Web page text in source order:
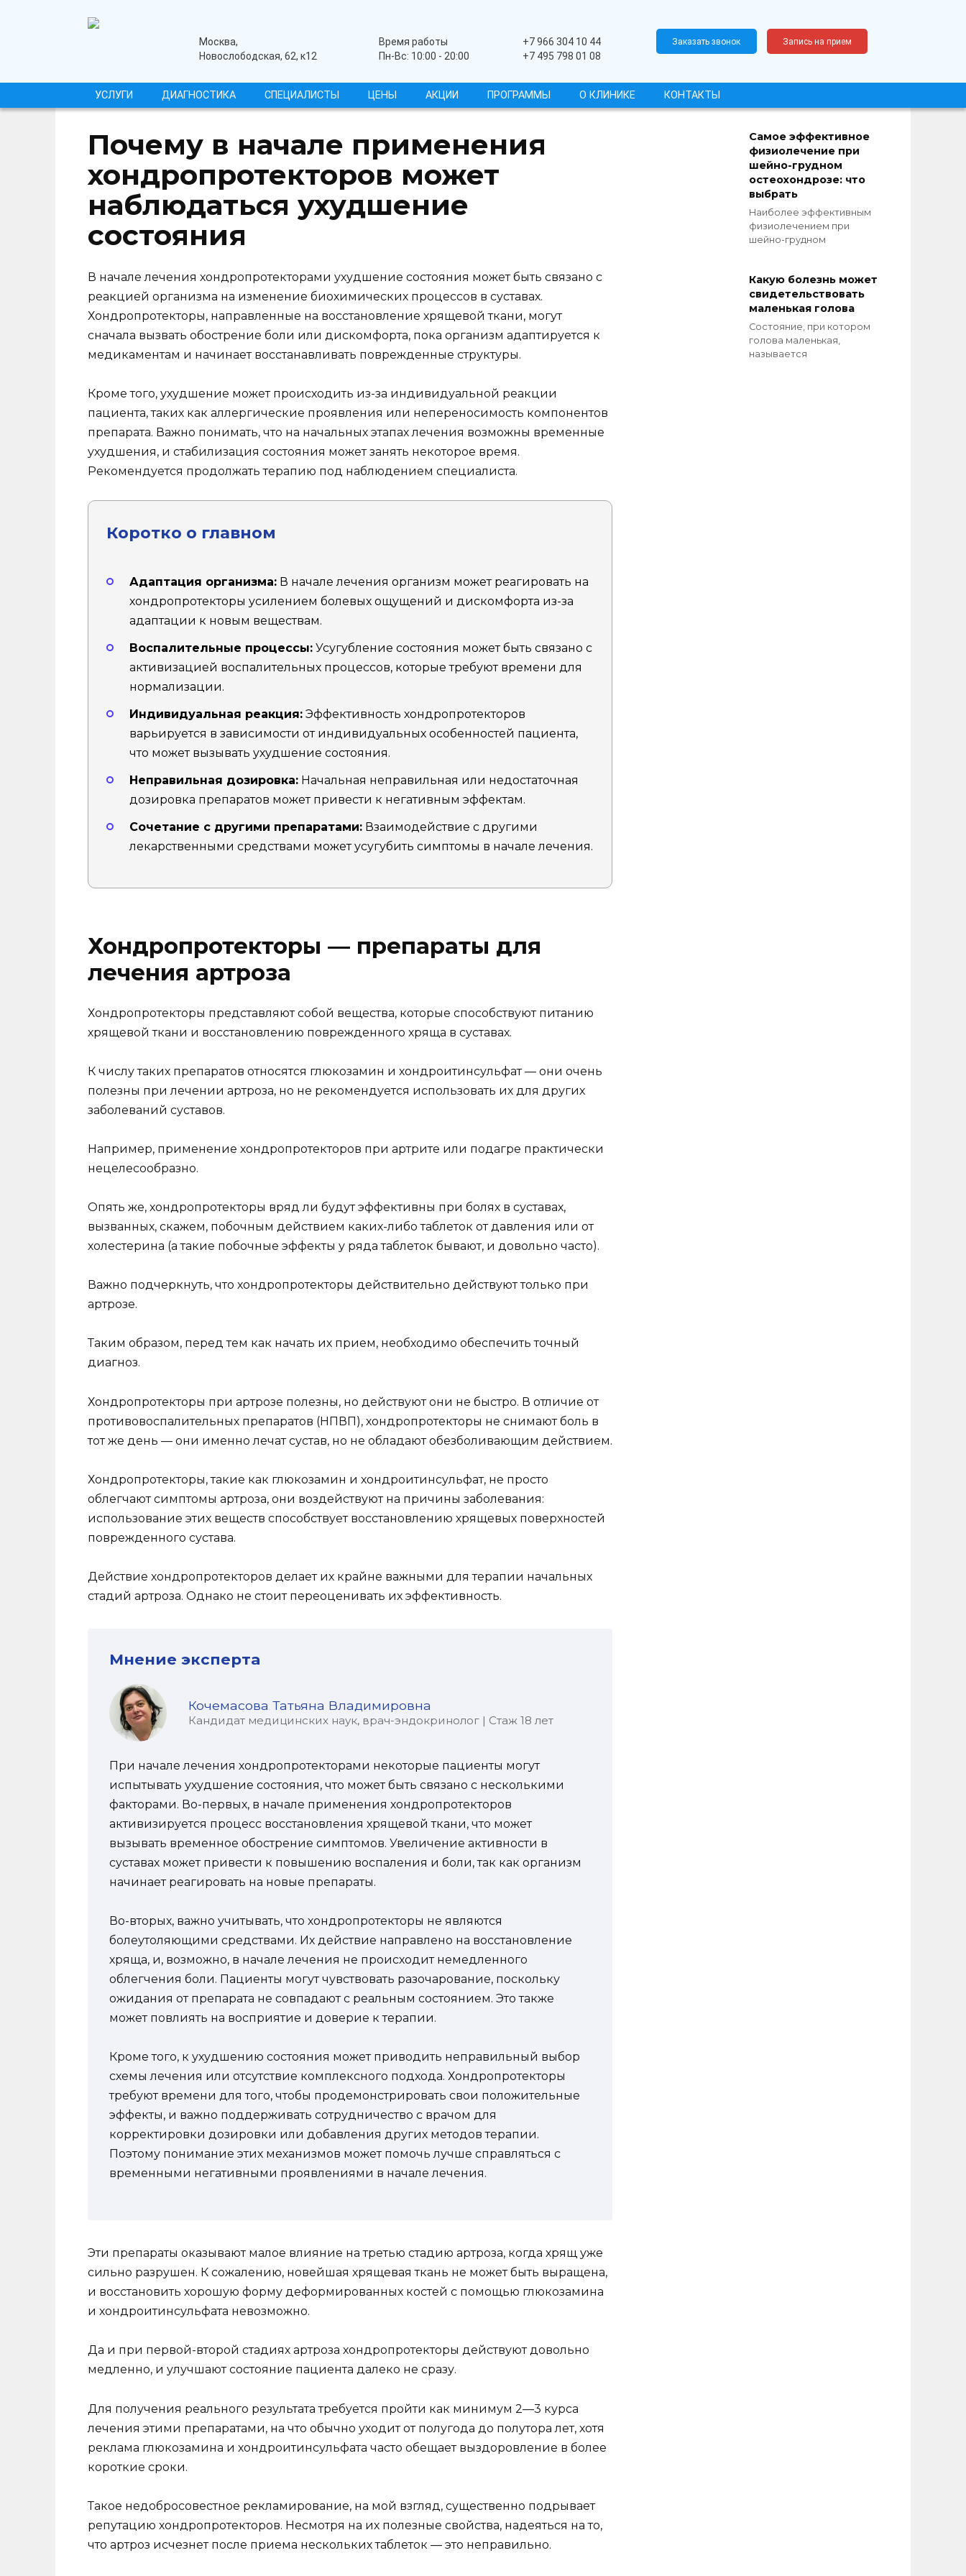
медицинский центрМосква,
Новослободская, 62, к12
Время работы
Пн-Вс: 10:00 - 20:00
+7 966 304 10 44
+7 495 798 01 08
Заказать звонок Запись на прием
УСЛУГИ ДИАГНОСТИКА СПЕЦИАЛИСТЫ ЦЕНЫ АКЦИИ ПРОГРАММЫ О КЛИНИКЕ КОНТАКТЫ
Почему в начале применения
хондропротекторов может
наблюдаться ухудшение
состояния
В начале лечения хондропротекторами ухудшение состояния может быть связано с
реакцией организма на изменение биохимических процессов в суставах.
Хондропротекторы, направленные на восстановление хрящевой ткани, могут
сначала вызвать обострение боли или дискомфорта, пока организм адаптируется к
медикаментам и начинает восстанавливать поврежденные структуры.
Кроме того, ухудшение может происходить из-за индивидуальной реакции
пациента, таких как аллергические проявления или непереносимость компонентов
препарата. Важно понимать, что на начальных этапах лечения возможны временные
ухудшения, и стабилизация состояния может занять некоторое время.
Рекомендуется продолжать терапию под наблюдением специалиста.
Коротко о главном
Адаптация организма: В начале лечения организм может реагировать на
хондропротекторы усилением болевых ощущений и дискомфорта из-за
адаптации к новым веществам.
Воспалительные процессы: Усугубление состояния может быть связано с
активизацией воспалительных процессов, которые требуют времени для
нормализации.
Индивидуальная реакция: Эффективность хондропротекторов
варьируется в зависимости от индивидуальных особенностей пациента,
что может вызывать ухудшение состояния.
Неправильная дозировка: Начальная неправильная или недостаточная
дозировка препаратов может привести к негативным эффектам.
Сочетание с другими препаратами: Взаимодействие с другими
лекарственными средствами может усугубить симптомы в начале лечения.
Хондропротекторы — препараты для
лечения артроза
Хондропротекторы представляют собой вещества, которые способствуют питанию
хрящевой ткани и восстановлению поврежденного хряща в суставах.
К числу таких препаратов относятся глюкозамин и хондроитинсульфат — они очень
полезны при лечении артроза, но не рекомендуется использовать их для других
заболеваний суставов.
Например, применение хондропротекторов при артрите или подагре практически
нецелесообразно.
Опять же, хондропротекторы вряд ли будут эффективны при болях в суставах,
вызванных, скажем, побочным действием каких-либо таблеток от давления или от
холестерина (а такие побочные эффекты у ряда таблеток бывают, и довольно часто).
Важно подчеркнуть, что хондропротекторы действительно действуют только при
артрозе.
Таким образом, перед тем как начать их прием, необходимо обеспечить точный
диагноз.
Хондропротекторы при артрозе полезны, но действуют они не быстро. В отличие от
противовоспалительных препаратов (НПВП), хондропротекторы не снимают боль в
тот же день — они именно лечат сустав, но не обладают обезболивающим действием.
Хондропротекторы, такие как глюкозамин и хондроитинсульфат, не просто
облегчают симптомы артроза, они воздействуют на причины заболевания:
использование этих веществ способствует восстановлению хрящевых поверхностей
поврежденного сустава.
Действие хондропротекторов делает их крайне важными для терапии начальных
стадий артроза. Однако не стоит переоценивать их эффективность.
Мнение эксперта
Кочемасова Татьяна Владимировна
Кандидат медицинских наук, врач-эндокринолог | Стаж 18 лет
При начале лечения хондропротекторами некоторые пациенты могут
испытывать ухудшение состояния, что может быть связано с несколькими
факторами. Во-первых, в начале применения хондропротекторов
активизируется процесс восстановления хрящевой ткани, что может
вызывать временное обострение симптомов. Увеличение активности в
суставах может привести к повышению воспаления и боли, так как организм
начинает реагировать на новые препараты.
Во-вторых, важно учитывать, что хондропротекторы не являются
болеутоляющими средствами. Их действие направлено на восстановление
хряща, и, возможно, в начале лечения не происходит немедленного
облегчения боли. Пациенты могут чувствовать разочарование, поскольку
ожидания от препарата не совпадают с реальным состоянием. Это также
может повлиять на восприятие и доверие к терапии.
Кроме того, к ухудшению состояния может приводить неправильный выбор
схемы лечения или отсутствие комплексного подхода. Хондропротекторы
требуют времени для того, чтобы продемонстрировать свои положительные
эффекты, и важно поддерживать сотрудничество с врачом для
корректировки дозировки или добавления других методов терапии.
Поэтому понимание этих механизмов может помочь лучше справляться с
временными негативными проявлениями в начале лечения.
Эти препараты оказывают малое влияние на третью стадию артроза, когда хрящ уже
сильно разрушен. К сожалению, новейшая хрящевая ткань не может быть выращена,
и восстановить хорошую форму деформированных костей с помощью глюкозамина
и хондроитинсульфата невозможно.
Да и при первой-второй стадиях артроза хондропротекторы действуют довольно
медленно, и улучшают состояние пациента далеко не сразу.
Для получения реального результата требуется пройти как минимум 2—3 курса
лечения этими препаратами, на что обычно уходит от полугода до полутора лет, хотя
реклама глюкозамина и хондроитинсульфата часто обещает выздоровление в более
короткие сроки.
Такое недобросовестное рекламирование, на мой взгляд, существенно подрывает
репутацию хондропротекторов. Несмотря на их полезные свойства, надеяться на то,
что артроз исчезнет после приема нескольких таблеток — это неправильно.
Самое эффективное
физиолечение при
шейно-грудном
остеохондрозе: что
выбрать
Наиболее эффективным
физиолечением при
шейно-грудном
Какую болезнь может
свидетельствовать
маленькая голова
Состояние, при котором
голова маленькая,
называется